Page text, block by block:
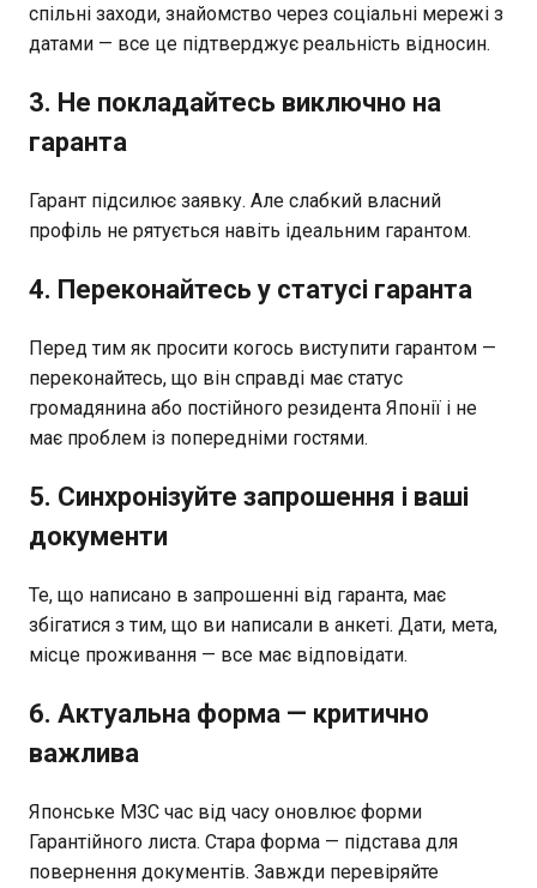
спільні заходи, знайомство через соціальні мережі з
датами — все це підтверджує реальність відносин.
3. Не покладайтесь виключно на
гаранта
Гарант підсилює заявку. Але слабкий власний
профіль не рятується навіть ідеальним гарантом.
4. Переконайтесь у статусі гаранта
Перед тим як просити когось виступити гарантом —
переконайтесь, що він справді має статус
громадянина або постійного резидента Японії і не
має проблем із попередніми гостями.
5. Синхронізуйте запрошення і ваші
документи
Те, що написано в запрошенні від гаранта, має
збігатися з тим, що ви написали в анкеті. Дати, мета,
місце проживання — все має відповідати.
6. Актуальна форма — критично
важлива
Японське МЗС час від часу оновлює форми
Гарантійного листа. Стара форма — підстава для
повернення документів. Завжди перевіряйте